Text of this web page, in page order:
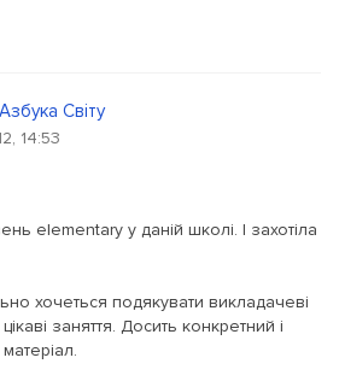
Азбука Світу
14:53
elementary у даній школі. І захотіла
хочеться подякувати викладачеві
заняття. Досить конкретний і